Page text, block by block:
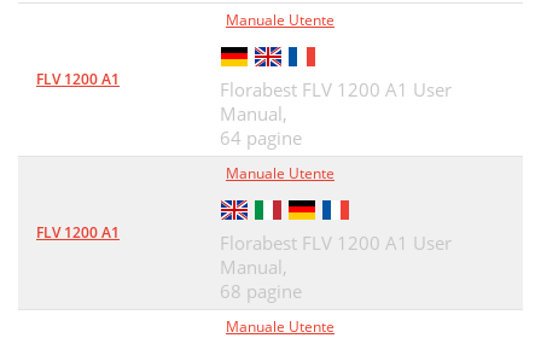
FLV 1200 A1
Manuale Utente
Florabest FLV 1200 A1 User
Manual,
64 pagine
FLV 1200 A1
Manuale Utente
Florabest FLV 1200 A1 User
Manual,
68 pagine
Manuale Utente